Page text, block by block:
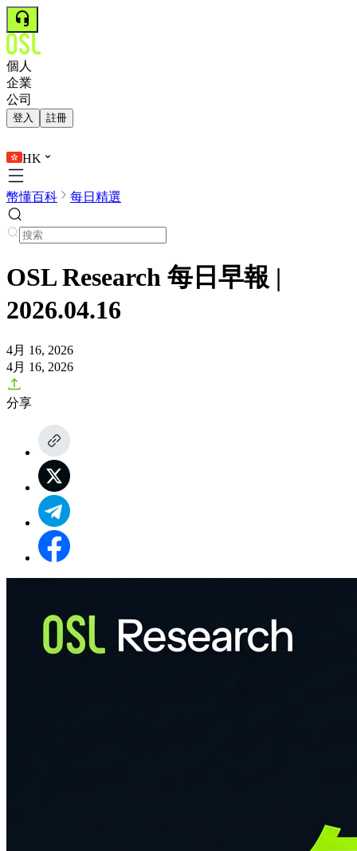
個人
企業
公司
登入 註冊
HK
幣懂百科 每日精選
OSL Research 每日早報 |
2026.04.16
4月 16, 2026
4月 16, 2026
分享